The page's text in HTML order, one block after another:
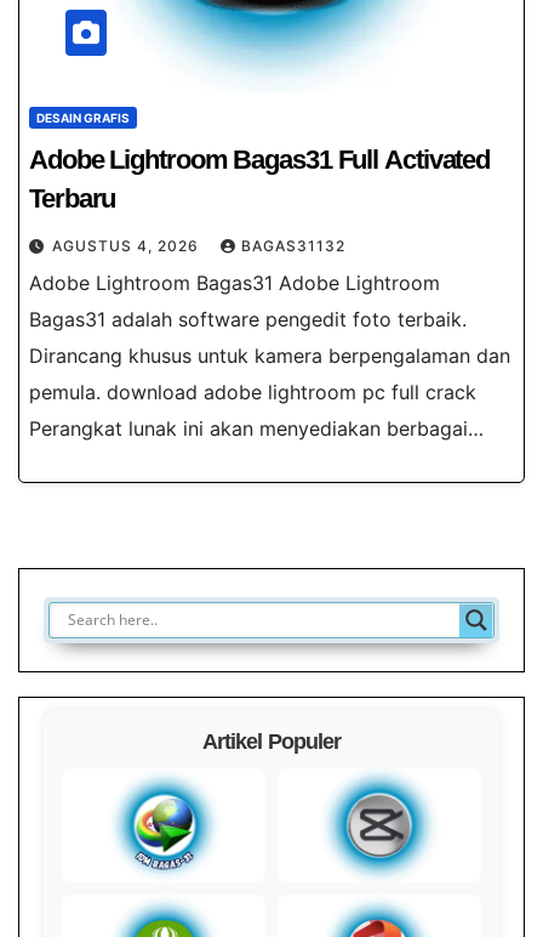
DESAIN GRAFIS
Adobe Lightroom​ Bagas31 Full Activated
Terbaru
AGUSTUS 4, 2026 BAGAS31132
Adobe Lightroom Bagas31 Adobe Lightroom
Bagas31 adalah software pengedit foto terbaik.
Dirancang khusus untuk kamera berpengalaman dan
pemula. download adobe lightroom pc full crack
Perangkat lunak ini akan menyediakan berbagai…
Artikel Populer